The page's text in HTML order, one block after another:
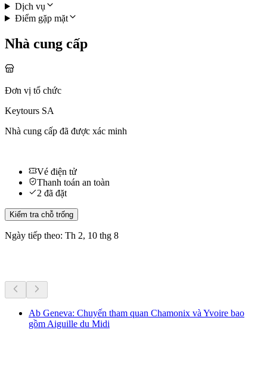
Dịch vụ
Điểm gặp mặt
Nhà cung cấp
Đơn vị tổ chức
Keytours SA
Nhà cung cấp đã được xác minh
Vé điện tử
Thanh toán an toàn
2 đã đặt
Kiểm tra chỗ trống
Ngày tiếp theo: Th 2, 10 thg 8
Ab Geneva: Chuyến tham quan Chamonix và Yvoire bao
gồm Aiguille du Midi